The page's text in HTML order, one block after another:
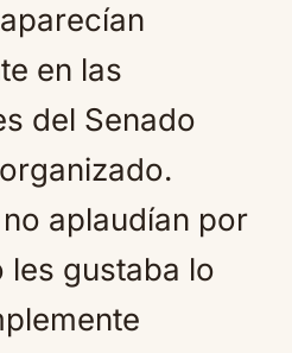
en las
del Senado
aplaudían por
les gustaba lo